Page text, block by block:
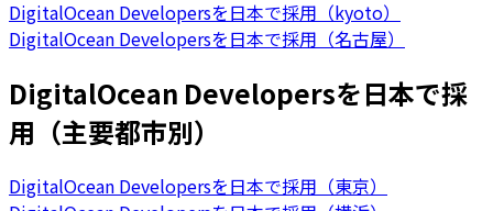
DigitalOcean Developersを日本で採用（kyoto）
DigitalOcean Developersを日本で採用（名古屋）
DigitalOcean Developersを日本で採
用（主要都市別）
DigitalOcean Developersを日本で採用（東京）